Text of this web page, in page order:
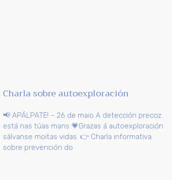
Charla sobre autoexploración
📢 APÁLPATE! – 26 de maio A detección precoz
está nas túas mans 💗Grazas á autoexploración
sálvanse moitas vidas. 👉 Charla informativa
sobre prevención do